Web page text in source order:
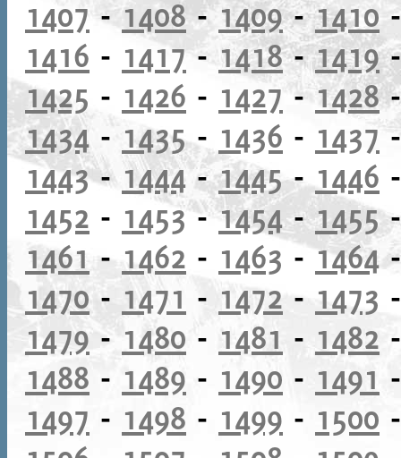
1407 - 1408-1409-1410
1416 - 1417-1418-1419
1425 - 1426 - 1427-1428
1434 - 1435- 1436 - 1437
1443- 1444-1445- 1446
1452 - 1453-1454-1455
1461 - 1462 - 1463 -1464
1470- 1471 - 1472 - 1473
1479-1480 - 1481 - 1482
1488 - 1489 - 1490 - 1491
1497 - 1498 - 1499 - 1500